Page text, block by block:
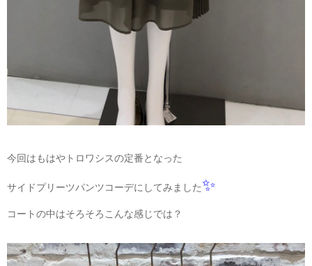
今回はもはやトロワシスの定番となった
サイドプリーツパンツコーデにしてみました ✨
コートの中はそろそろこんな感じでは？